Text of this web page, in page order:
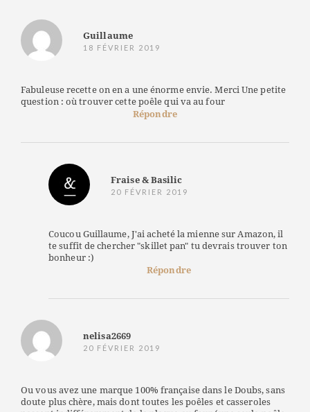
Guillaume
18 FÉVRIER 2019
Fabuleuse recette on en a une énorme envie. Merci Une petite
question : où trouver cette poêle qui va au four
Répondre
Fraise & Basilic
20 FÉVRIER 2019
Coucou Guillaume, J'ai acheté la mienne sur Amazon, il
te suffit de chercher "skillet pan" tu devrais trouver ton
bonheur :)
Répondre
nelisa2669
20 FÉVRIER 2019
Ou vous avez une marque 100% française dans le Doubs, sans
doute plus chère, mais dont toutes les poêles et casseroles